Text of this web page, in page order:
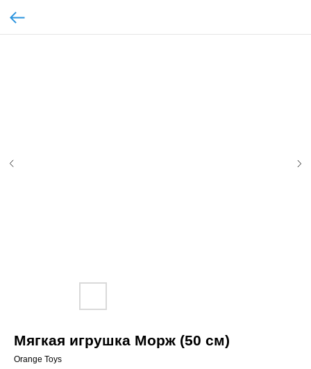
Мягкая игрушка Морж (50 см)
Orange Toys